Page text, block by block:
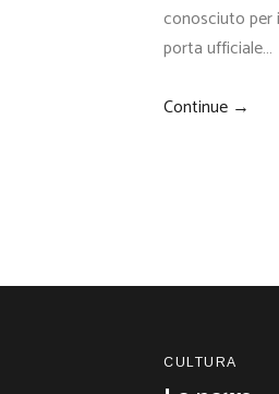
conosciuto per
porta ufficiale…
Continue →
CULTURA